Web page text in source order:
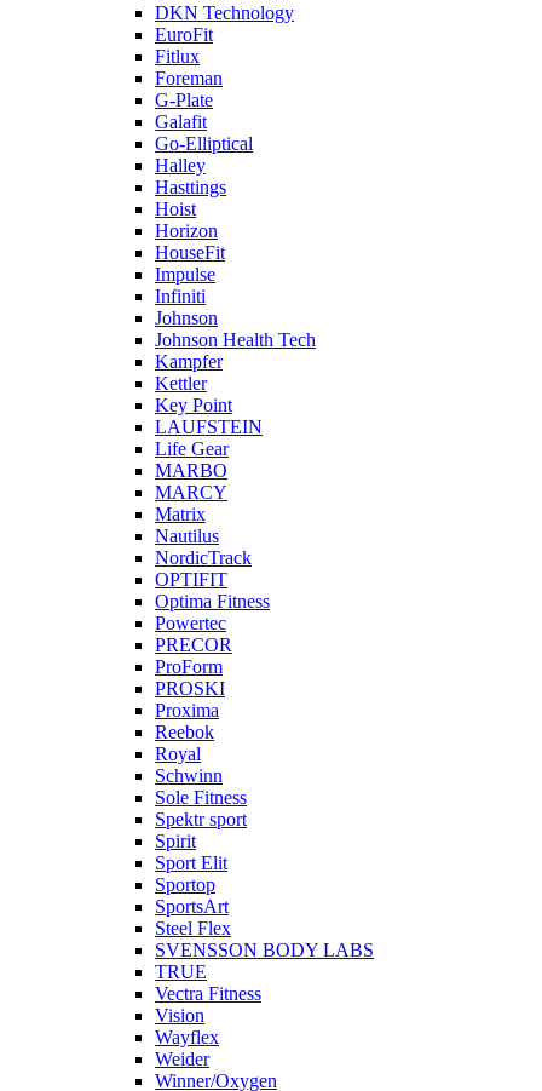
DKN Technology
EuroFit
Fitlux
Foreman
G-Plate
Galafit
Go-Elliptical
Halley
Hasttings
Hoist
Horizon
HouseFit
Impulse
Infiniti
Johnson
Johnson Health Tech
Kampfer
Kettler
Key Point
LAUFSTEIN
Life Gear
MARBO
MARCY
Matrix
Nautilus
NordicTrack
OPTIFIT
Optima Fitness
Powertec
PRECOR
ProForm
PROSKI
Proxima
Reebok
Royal
Schwinn
Sole Fitness
Spektr sport
Spirit
Sport Elit
Sportop
SportsArt
Steel Flex
SVENSSON BODY LABS
TRUE
Vectra Fitness
Vision
Wayflex
Weider
Winner/Oxygen